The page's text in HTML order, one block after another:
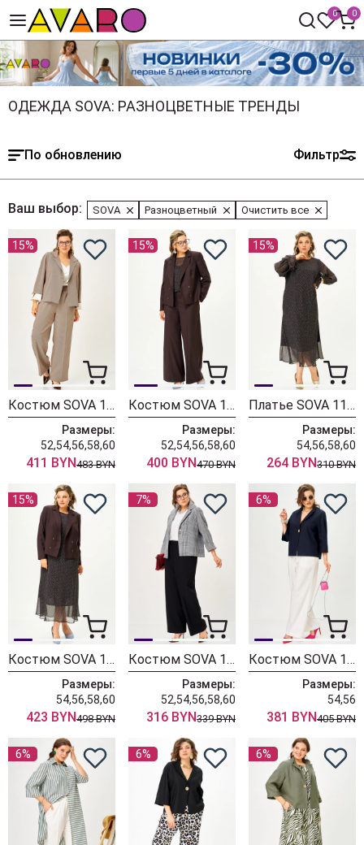
0 0
ОДЕЖДА SOVA: РАЗНОЦВЕТНЫЕ ТРЕНДЫ
По обновлению Фильтр
Ваш выбор: SOVA Разноцветный Очистить все
15%
Костюм SOVA 11349 бежевый
Размеры:
52,54,56,58,60
411 BYN483 BYN
15%
Костюм SOVA 11346 коричневый
Размеры:
52,54,56,58,60
400 BYN470 BYN
15%
Платье SOVA 11347
Размеры:
54,56,58,60
264 BYN310 BYN
15%
Костюм SOVA 11348 коричневый
Размеры:
54,56,58,60
423 BYN498 BYN
7%
Костюм SOVA 11344 серый + черный
Размеры:
52,54,56,58,60
316 BYN339 BYN
6%
Костюм SOVA 11333 синий + молочный
Размеры:
54,56
381 BYN405 BYN
6% 6% 6%